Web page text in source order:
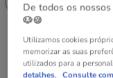
Não perca esta
Preço 13.99€
13.99€
De todos os
🐶🍪
Utilizamos cookies
memorizar as suas
utilizados para a
detalhes. Consulte